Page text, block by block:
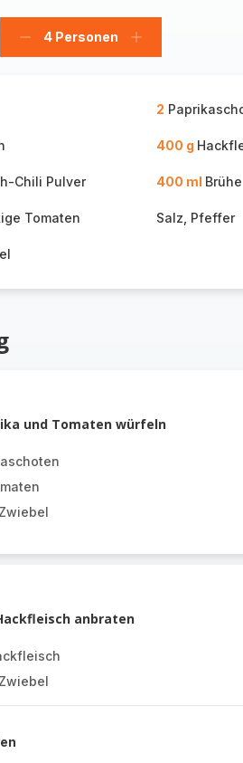
Personen
4 Personen
Personen
2
400 g
Chili Pulver 400 ml Brühe
Tomaten Salz, Pfeffer
und Tomaten würfeln
anbraten